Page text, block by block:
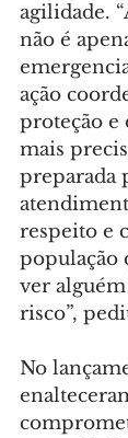
agilidade.
não é
ação
proteção e
mais
preparada
respeito e
população
ver
risco”,
No